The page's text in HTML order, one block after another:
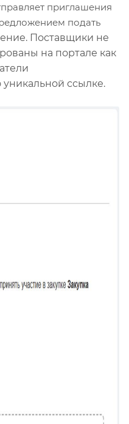
приглашения
подать
Поставщики не
на портале как
уникальной ссылке.